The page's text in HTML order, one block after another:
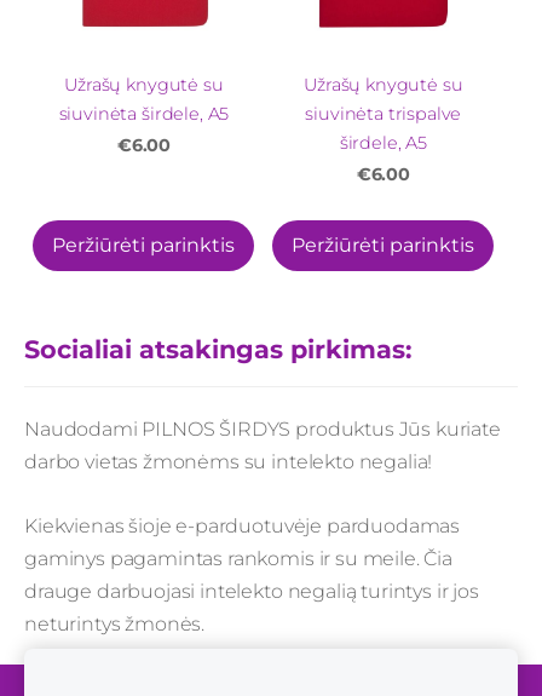
Socialiai atsakingas pirkimas:
Naudodami PILNOS ŠIRDYS produktus Jūs kuriate
darbo vietas žmonėms su intelekto negalia!
Kiekvienas šioje e-parduotuvėje parduodamas
gaminys pagamintas rankomis ir su meile. Čia
drauge darbuojasi intelekto negalią turintys ir jos
neturintys žmonės.
Užrašų knygutė su
siuvinėta širdele, A5
€6.00
Peržiūrėti parinktis
Užrašų knygutė su
siuvinėta trispalve
širdele, A5
€6.00
Peržiūrėti parinktis